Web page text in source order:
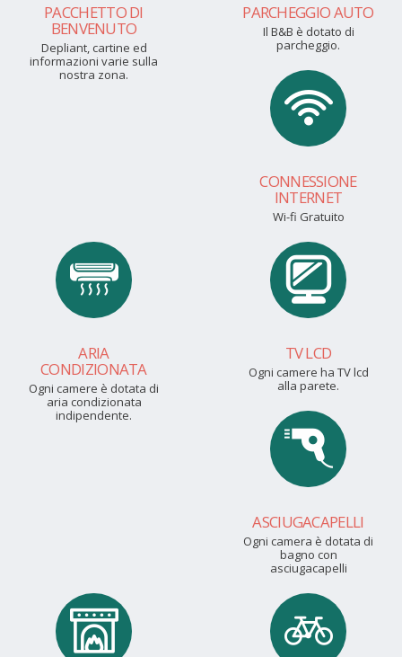
PACCHETTO DI
BENVENUTO
Depliant, cartine ed
informazioni varie sulla
nostra zona.
PARCHEGGIO AUTO
Il B&B è dotato di
parcheggio.
CONNESSIONE
INTERNET
Wi-fi Gratuito
ARIA
CONDIZIONATA
Ogni camere è dotata di
aria condizionata
indipendente.
TV LCD
Ogni camere ha TV lcd
alla parete.
ASCIUGACAPELLI
Ogni camera è dotata di
bagno con
asciugacapelli